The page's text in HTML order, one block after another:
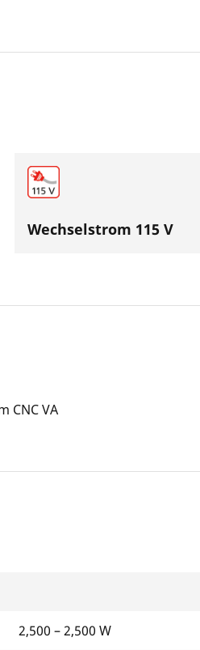
Wechselstrom 115 V
CNC VA
2,500 – 2,500 W